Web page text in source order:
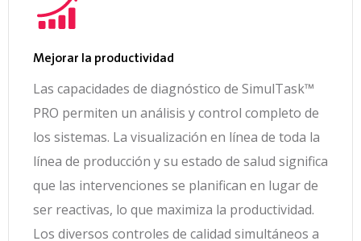
Mejorar la productividad
Las capacidades de diagnóstico de SimulTask™
PRO permiten un análisis y control completo de
los sistemas. La visualización en línea de toda la
línea de producción y su estado de salud significa
que las intervenciones se planifican en lugar de
ser reactivas, lo que maximiza la productividad.
Los diversos controles de calidad simultáneos a